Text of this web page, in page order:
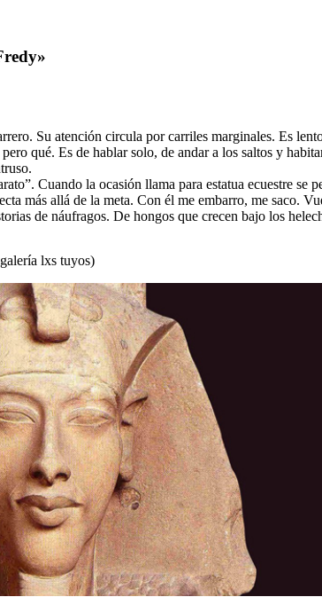
Su atención circula por carriles marginales. Es
qué. Es de hablar solo, de andar a los saltos y
Cuando la ocasión llama para estatua ecuestre
más allá de la meta. Con él me embarro, me saco.
de náufragos. De hongos que crecen bajo los
lxs tuyos)